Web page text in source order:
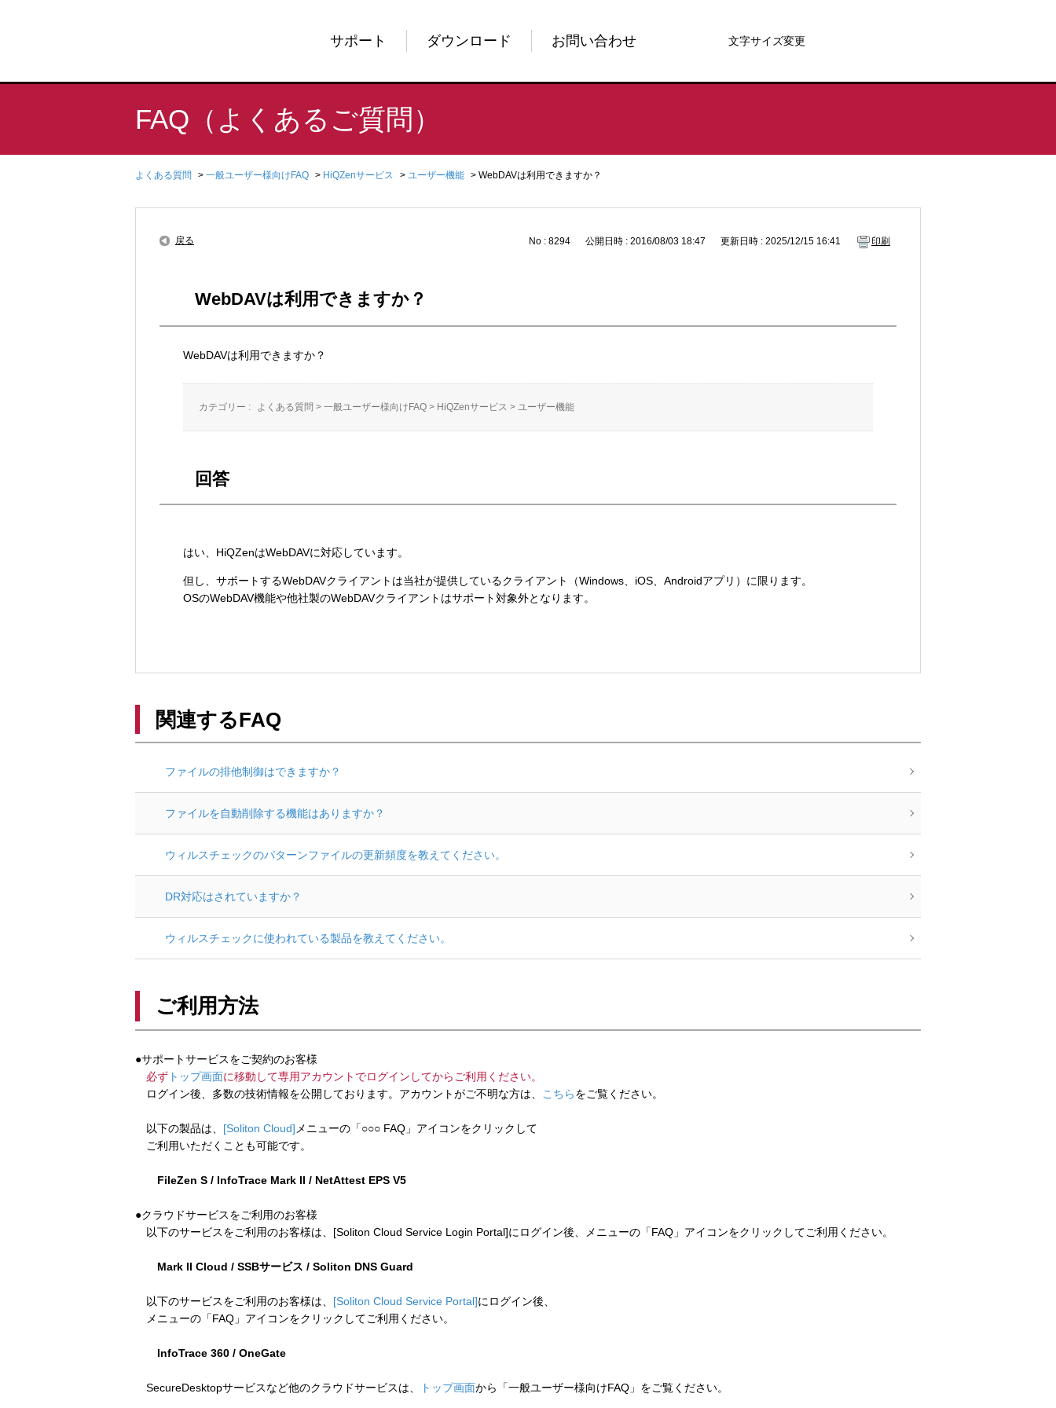
サポート ダウンロード お問い合わせ 文字サイズ変更
FAQ（よくあるご質問）
よくある質問 > 一般ユーザー様向けFAQ > HiQZenサービス > ユーザー機能 > WebDAVは利用できますか？
戻る No : 8294 公開日時 : 2016/08/03 18:47 更新日時 : 2025/12/15 16:41 印刷
WebDAVは利用できますか？
WebDAVは利用できますか？
カテゴリー : よくある質問 > 一般ユーザー様向けFAQ > HiQZenサービス > ユーザー機能
回答
はい、HiQZenはWebDAVに対応しています。
但し、サポートするWebDAVクライアントは当社が提供しているクライアント（Windows、iOS、Androidアプリ）に限ります。
OSのWebDAV機能や他社製のWebDAVクライアントはサポート対象外となります。
関連するFAQ
ファイルの排他制御はできますか？
ファイルを自動削除する機能はありますか？
ウィルスチェックのパターンファイルの更新頻度を教えてください。
DR対応はされていますか？
ウィルスチェックに使われている製品を教えてください。
ご利用方法
●サポートサービスをご契約のお客様
必ず トップ画面に移動して専用アカウントでログインしてからご利用ください。
ログイン後、多数の技術情報を公開しております。アカウントがご不明な方は、
こちらをご覧ください。
以下の製品は、 [Soliton Cloud] メニューの「○○○ FAQ」アイコンをクリックして
ご利用いただくことも可能です。
FileZen S / InfoTrace Mark II / NetAttest EPS V5
●クラウドサービスをご利用のお客様
以下のサービスをご利用のお客様は、[Soliton Cloud Service Login Portal]にログイン後、メニューの「FAQ」アイコンをクリックしてご利用ください。
Mark II Cloud / SSBサービス / Soliton DNS Guard
以下のサービスをご利用のお客様は、 [Soliton Cloud Service Portal]にログイン後、
メニューの「FAQ」アイコンをクリックしてご利用ください。
InfoTrace 360 / OneGate
SecureDesktopサービスなど他のクラウドサービスは、 トップ画面から「一般ユーザー様向けFAQ」をご覧ください。